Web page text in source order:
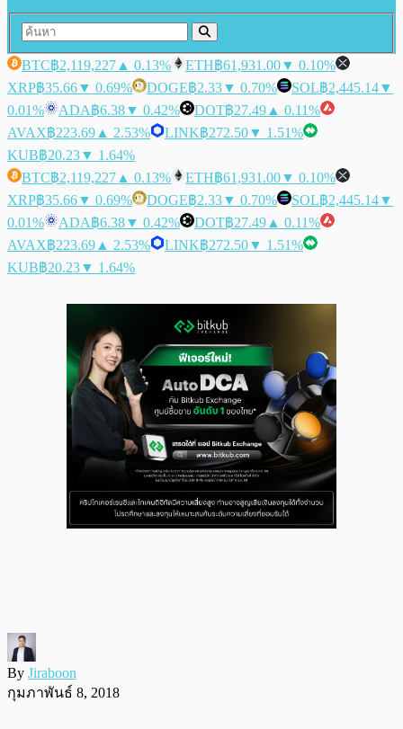
BTC฿2,119,227 ▲ 0.13% ETH฿61,931.00▼ 0.10%
XRP฿35.66▼ 0.69% DOGE฿2.33▼ 0.70% SOL฿2,445.14▼
0.01%
ADA฿6.38▼ 0.42% DOT฿27.49 ▲ 0.11%
AVAX฿223.69 ▲ 2.53% LINK฿272.50▼ 1.51%
KUB฿20.23▼ 1.64%
BTC฿2,119,227 ▲ 0.13% ETH฿61,931.00▼ 0.10%
XRP฿35.66▼ 0.69% DOGE฿2.33▼ 0.70% SOL฿2,445.14▼
0.01%
ADA฿6.38▼ 0.42% DOT฿27.49 ▲ 0.11%
AVAX฿223.69 ▲ 2.53% LINK฿272.50▼ 1.51%
KUB฿20.23▼ 1.64%
By Jiraboon
กุมภาพันธ์ 8, 2018